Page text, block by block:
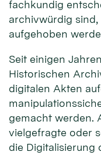
fachkundig
archivwürdig
aufgehoben
Seit einigen
Historischen
digitalen Akten
gemacht werden.
vielgefragte oder
die Digitalisierung